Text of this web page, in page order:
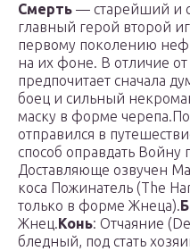
Смерть — старейший и
главный герой второй
первому поколению
на их фоне. В отличие от
предпочитает сначала
боец и сильный
маску в форме
отправился в
способ оправдать Войну
Доставляюще озвучен
коса Пожинатель (The
только в форме Жнеца).
Жнец.Конь: Отчаяние
бледный, под стать